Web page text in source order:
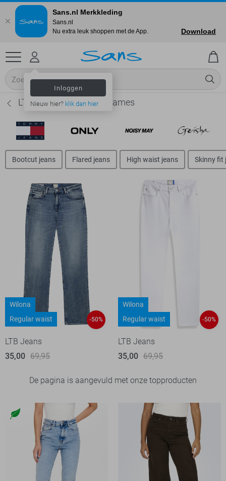
Inloggen
Nieuw hier? klik dan hier
LTB Straight fit jeans - Dames
Bootcut jeans Flared jeans High waist jeans Skinny fit
Wilona
Regular waist
-50%
LTB Jeans
35,00 69,95
Wilona
Regular waist
-50%
LTB Jeans
35,00 69,95
De pagina is aangevuld met onze topproducten
Sans.nl Merkkleding
Sans.nl
Nu extra leuk shoppen met de App.
Download